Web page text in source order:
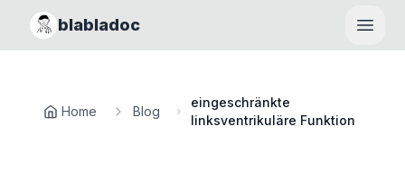
blabladoc
Home Blog
eingeschränkte
linksventrikuläre Funktion